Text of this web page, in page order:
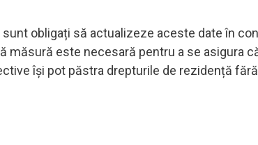
obligați să actualizeze aceste date în
măsură este necesară pentru a se asigura
își pot păstra drepturile de rezidență fără